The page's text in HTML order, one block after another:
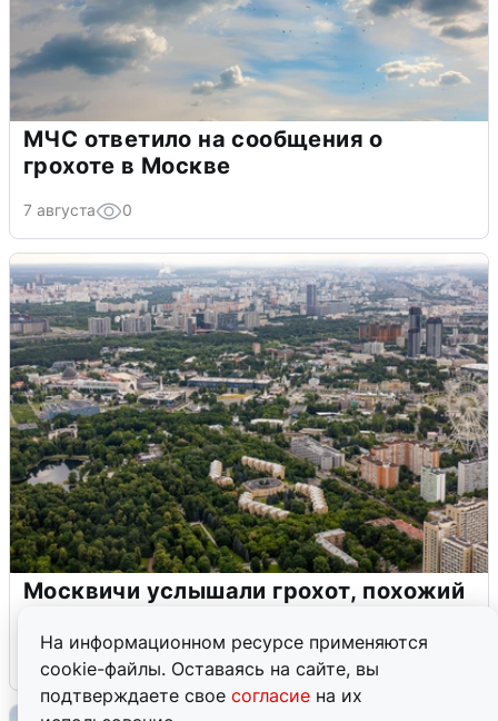
На информационном ресурсе применяются
cookie-файлы. Оставаясь на сайте, вы
подтверждаете свое согласие на их
МЧС ответило на сообщения о
грохоте в Москве
7 августа 0
Москвичи услышали грохот, похожий
7 августа 0